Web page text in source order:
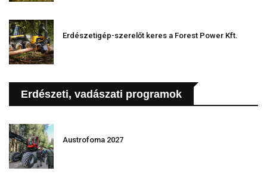
Erdészetigép-szerelőt keres a Forest Power Kft.
Erdészeti, vadászati programok
Austrofoma 2027